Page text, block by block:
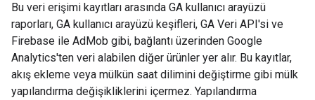
Bu veri erişimi kayıtları arasında GA kullanıcı arayüzü
raporları, GA kullanıcı arayüzü keşifleri, GA Veri API'si ve
Firebase ile AdMob gibi, bağlantı üzerinden Google
Analytics'ten veri alabilen diğer ürünler yer alır. Bu kayıtlar,
akış ekleme veya mülkün saat dilimini değiştirme gibi mülk
yapılandırma değişikliklerini içermez. Yapılandırma